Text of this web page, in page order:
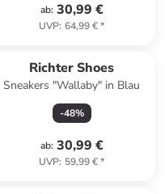
ab: 30,99 €
UVP: 64,99 €*
Richter Shoes
Sneakers "Wallaby" in Blau
-48%
ab: 30,99 €
UVP: 59,99 €*